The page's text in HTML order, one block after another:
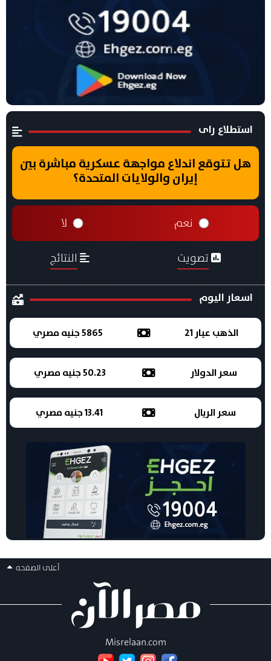
استطلاع راى
هل تتوقع اندلاع مواجهة عسكرية مباشرة بين
إيران والولايات المتحدة؟
نعم لا
تصويت النتائج
اسعار اليوم
الذهب عيار 21 5865 جنيه مصري
سعر الدولار 50.23 جنيه مصري
سعر الريال 13.41 جنيه مصري
أعلى الصفحه
Misrelaan.com